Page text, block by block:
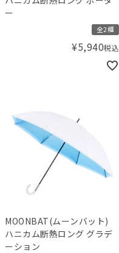
ー
全2種
¥5,940税込
MOONBAT(ムーンバット)
ハニカム断熱ロング グラデ
ーション